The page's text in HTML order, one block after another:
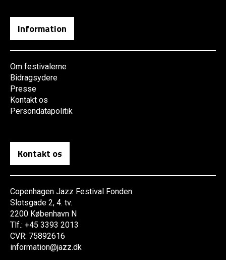
Information
Om festivalerne
Bidragsydere
Presse
Kontakt os
Persondatapolitik
Kontakt os
Copenhagen Jazz Festival Fonden
Slotsgade 2, 4. tv.
2200 København N
Tlf.: +45 3393 2013
CVR: 75892616
information@jazz.dk